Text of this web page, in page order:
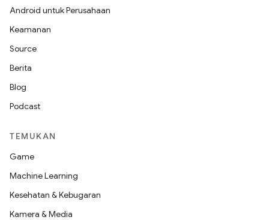
Android untuk Perusahaan
Keamanan
Source
Berita
Blog
Podcast
TEMUKAN
Game
Machine Learning
Kesehatan & Kebugaran
Kamera & Media